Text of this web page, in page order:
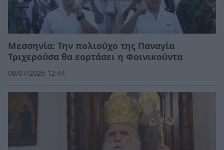
Μεσσηνία: Την πολιούχο της Παναγία
Τριχερούσα θα εορτάσει η Φοινικούντα
08/07/2026 12:44